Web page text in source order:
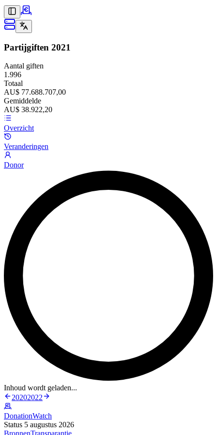
Partijgiften 2021
Aantal giften
1.996
Totaal
AU$ 77.688.707,00
Gemiddelde
AU$ 38.922,20
Overzicht
Veranderingen
Donor
Inhoud wordt geladen...
20202022
DonationWatch
Status 5 augustus 2026
BronnenTransparantie